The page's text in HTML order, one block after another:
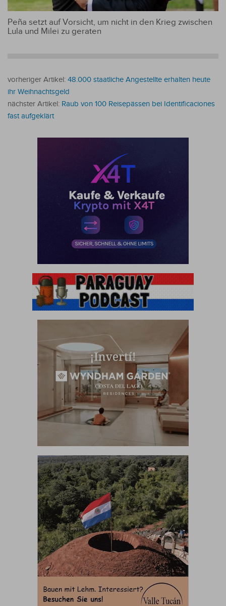
Peña setzt auf Vorsicht, um nicht in den Krieg zwischen
Lula und Milei zu geraten
vorheriger Artikel: 48.000 staatliche Angestellte erhalten heute
ihr Weihnachtsgeld
nächster Artikel: Raub von 100 Reisepässen bei Identificaciones
fast aufgeklärt